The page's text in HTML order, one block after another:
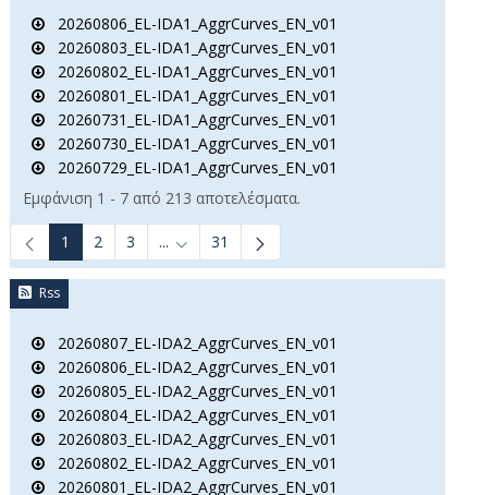
20260806_EL-IDA1_AggrCurves_EN_v01
20260803_EL-IDA1_AggrCurves_EN_v01
20260802_EL-IDA1_AggrCurves_EN_v01
20260801_EL-IDA1_AggrCurves_EN_v01
20260731_EL-IDA1_AggrCurves_EN_v01
20260730_EL-IDA1_AggrCurves_EN_v01
20260729_EL-IDA1_AggrCurves_EN_v01
Εμφάνιση 1 - 7 από 213 αποτελέσματα.
1 2 3 ... Ενδιάμεσες σελίδες Use TAB to navigate.
31
Rss
20260807_EL-IDA2_AggrCurves_EN_v01
20260806_EL-IDA2_AggrCurves_EN_v01
20260805_EL-IDA2_AggrCurves_EN_v01
20260804_EL-IDA2_AggrCurves_EN_v01
20260803_EL-IDA2_AggrCurves_EN_v01
20260802_EL-IDA2_AggrCurves_EN_v01
20260801_EL-IDA2_AggrCurves_EN_v01